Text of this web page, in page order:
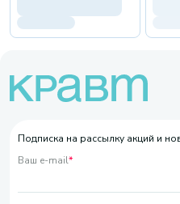
Подписка на рассылку акций и
Ваш e-mail*